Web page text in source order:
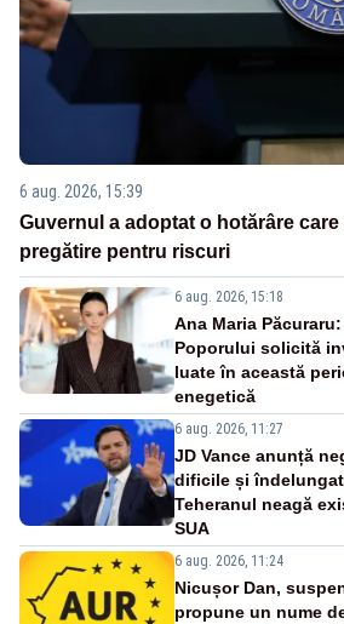
6 aug. 2026, 15:39
Guvernul a adoptat o hotărâre
pregătire pentru riscuri
6 aug. 2026, 15:18
Ana Maria
Poporului solicită
luate în această
enegetică
6 aug. 2026, 11:27
JD Vance anunță
dificile și
Teheranul neagă
SUA
6 aug. 2026, 11:24
Nicușor Dan,
propune un nume